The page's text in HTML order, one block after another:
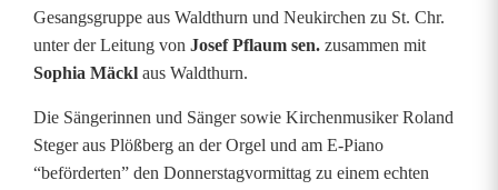
Gesangsgruppe aus Waldthurn und Neukirchen zu St. Chr.
unter der Leitung von Josef Pflaum sen. zusammen mit
Sophia Mäckl aus Waldthurn.
Die Sängerinnen und Sänger sowie Kirchenmusiker Roland
Steger aus Plößberg an der Orgel und am E-Piano
“beförderten” den Donnerstagvormittag zu einem echten